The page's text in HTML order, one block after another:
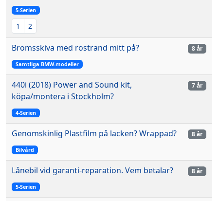
5-Serien
1 2
Bromsskiva med rostrand mitt på?
Samtliga BMW-modeller
8 år
440i (2018) Power and Sound kit,
köpa/montera i Stockholm?
4-Serien
7 år
Genomskinlig Plastfilm på lacken? Wrappad?
Bilvård
8 år
Lånebil vid garanti-reparation. Vem betalar?
5-Serien
8 år